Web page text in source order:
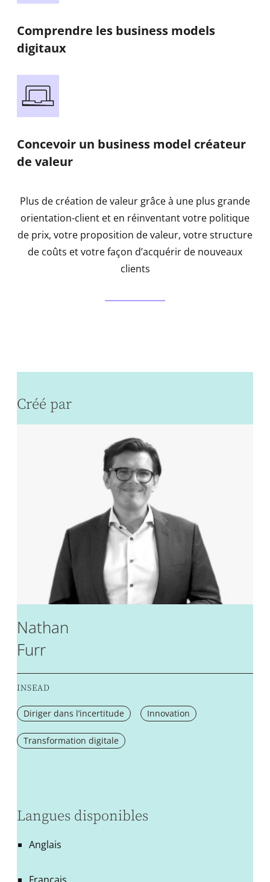
Comprendre les business models
digitaux
Concevoir un business model créateur
de valeur
Plus de création de valeur grâce à une plus grande
orientation-client et en réinventant votre politique
de prix, votre proposition de valeur, votre structure
de coûts et votre façon d’acquérir de nouveaux
clients
Créé par
Nathan
Furr
INSEAD
Diriger dans l’incertitude Innovation
Transformation digitale
Langues disponibles
Anglais